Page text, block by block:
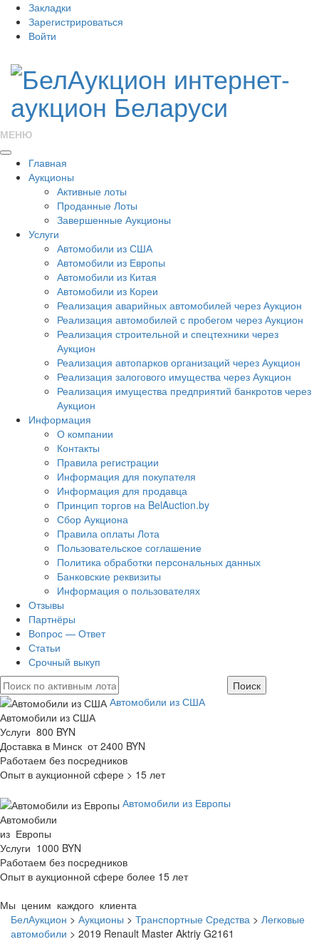
Закладки
Зарегистрироваться
Войти
МЕНЮ
Главная
Аукционы
Активные лоты
Проданные Лоты
Завершенные Аукционы
Услуги
Автомобили из США
Автомобили из Европы
Автомобили из Китая
Автомобили из Кореи
Реализация аварийных автомобилей через Аукцион
Реализация автомобилей с пробегом через Аукцион
Реализация строительной и спецтехники через
Аукцион
Реализация автопарков организаций через Аукцион
Реализация залогового имущества через Аукцион
Реализация имущества предприятий банкротов через
Аукцион
Информация
О компании
Контакты
Правила регистрации
Информация для покупателя
Информация для продавца
Принцип торгов на BelAuction.by
Сбор Аукциона
Правила оплаты Лота
Пользовательское соглашение
Политика обработки персональных данных
Банковские реквизиты
Информация о пользователях
Отзывы
Партнёры
Вопрос — Ответ
Статьи
Срочный выкуп
Автомобили из США
Автомобили из США
Услуги 800 BYN
Доставка в Минск от 2400 BYN
Работаем без посредников
Опыт в аукционной сфере > 15 лет
Автомобили из Европы
Автомобили
из Европы
Услуги 1000 BYN
Работаем без посредников
Опыт в аукционной сфере более 15 лет
Мы ценим каждого клиента
БелАукцион > Аукционы > Транспортные Средства > Легковые
автомобили > 2019 Renault Master Aktriy G2161